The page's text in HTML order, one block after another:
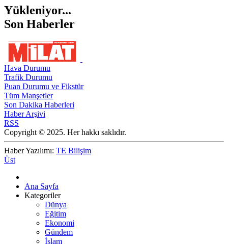
Yükleniyor...
Son Haberler
Hava Durumu
Trafik Durumu
Puan Durumu ve Fikstür
Tüm Manşetler
Son Dakika Haberleri
Haber Arşivi
RSS
Copyright © 2025. Her hakkı saklıdır.
Haber Yazılımı: TE Bilişim
Üst
Ana Sayfa
Kategoriler
Dünya
Eğitim
Ekonomi
Gündem
İslam